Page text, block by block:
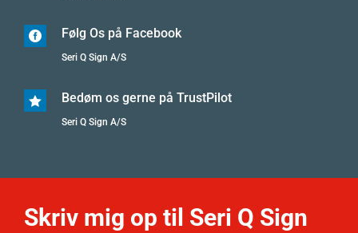
 Følg Os på Facebook
Seri Q Sign A/S
 Bedøm os gerne på TrustPilot
Seri Q Sign A/S
Skriv mig op til Seri Q Sign